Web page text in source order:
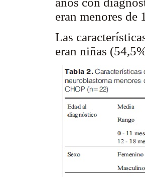
eran menores de
Las
eran niñas